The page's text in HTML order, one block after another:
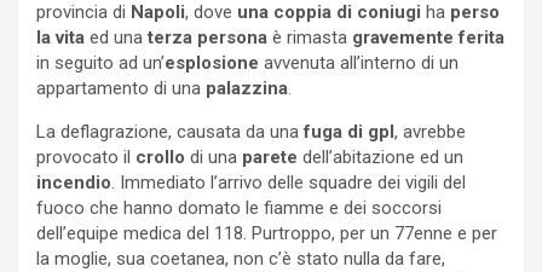
provincia di Napoli, dove una coppia di coniugi ha perso
la vita ed unaterza persona è rimasta gravemente ferita
in seguito ad un’esplosione avvenuta all’interno di un
appartamento di una palazzina.
La deflagrazione, causata da unafuga di gpl , avrebbe
provocato il crollo di una parete dell’abitazione ed un
incendio. Immediato l’arrivo delle squadre dei vigili del
fuoco che hanno domato le fiamme e dei soccorsi
dell’equipe medica del 118. Purtroppo, per un 77enne e per
la moglie, sua coetanea, non c’è stato nulla da fare,